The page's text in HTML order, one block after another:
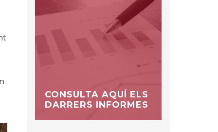
CONSULTA AQUÍ ELS
DARRERS INFORMES